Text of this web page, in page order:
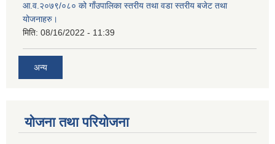
आ.व.२०७९/०८० को गाँउपालिका स्तरीय तथा वडा स्तरीय बजेट तथा
योजनाहरु।
मिति: 08/16/2022 - 11:39
अन्य
योजना तथा परियोजना